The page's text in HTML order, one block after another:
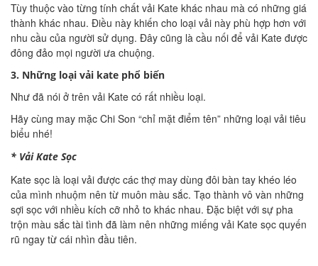
Tùy thuộc vào từng tính chất vải Kate khác nhau mà có những giá
thành khác nhau. Điều này khiến cho loại vải này phù hợp hơn với
nhu cầu của người sử dụng. Đây cũng là cầu nối để vải Kate được
đông đảo mọi người ưa chuộng.
3. Những loại vải kate phổ biến
Như đã nói ở trên vải Kate có rất nhiều loại.
Hãy cùng may mặc Chi Son “chỉ mặt điểm tên” những loại vải tiêu
biểu nhé!
* Vải Kate Sọc
Kate sọc là loại vải được các thợ may dùng đôi bàn tay khéo léo
của mình nhuộm nên từ muôn màu sắc. Tạo thành vô vàn những
sợi sọc với nhiều kích cỡ nhỏ to khác nhau. Đặc biệt với sự pha
trộn màu sắc tài tình đã làm nên những miếng vải Kate sọc quyến
rũ ngay từ cái nhìn đầu tiên.